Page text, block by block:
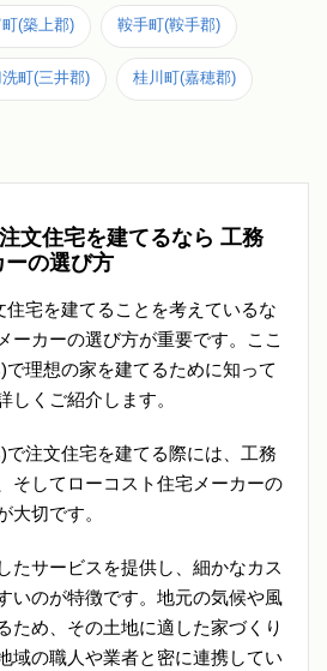
(築上郡) 鞍手町(鞍手郡)
町(三井郡) 桂川町(嘉穂郡)
文住宅を建てるなら 工務
ーの選び方
住宅を建てることを考えているな
ーカーの選び方が重要です。ここ
理想の家を建てるために知って
しくご紹介します。
で注文住宅を建てる際には、工務
そしてローコスト住宅メーカーの
大切です。
たサービスを提供し、細かなカス
いのが特徴です。地元の気候や風
ため、その土地に適した家づくり
域の職人や業者と密に連携してい